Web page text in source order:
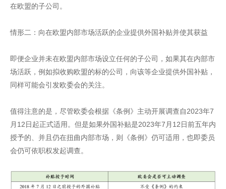
在欧盟的子公司。
情形二：向在欧盟内部市场活跃的企业提供外国补贴并使其获益
即便企业并未在欧盟内部市场设立任何的子公司，如果其在内部市
场活跃，例如拟收购欧盟的标的公司，向该等企业提供外国补贴，
同样可能会引发欧委会的关注。
值得注意的是，尽管欧委会根据《条例》主动开展调查自2023年7
月12日起正式适用。但是如果外国补贴是2023年7月12日前五年内
授予的、并且仍在扭曲内部市场，则《条例》仍可适用，也即委员
会仍可依职权发起调查。